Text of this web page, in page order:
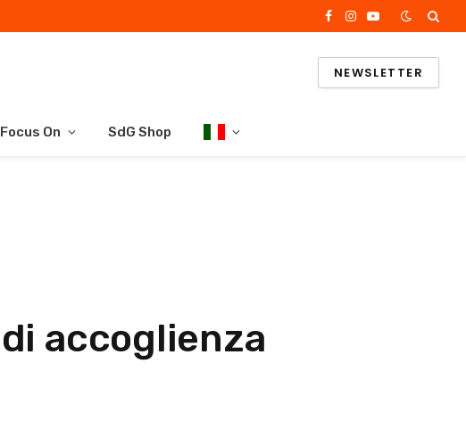
Facebook
Instagram
YouTube
NEWSLETTER
Focus On SdG Shop
accoglienza